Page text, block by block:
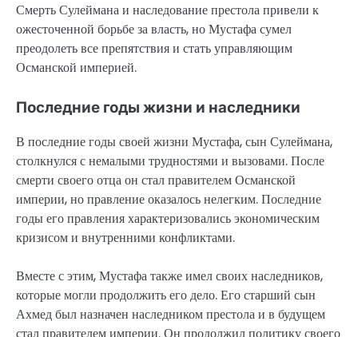
Смерть Сулеймана и наследование престола привели к
ожесточенной борьбе за власть, но Мустафа сумел
преодолеть все препятствия и стать управляющим
Османской империей.
Последние годы жизни и наследники
В последние годы своей жизни Мустафа, сын Сулеймана,
столкнулся с немалыми трудностями и вызовами. После
смерти своего отца он стал правителем Османской
империи, но правление оказалось нелегким. Последние
годы его правления характеризовались экономическим
кризисом и внутренними конфликтами.
Вместе с этим, Мустафа также имел своих наследников,
которые могли продолжить его дело. Его старший сын
Ахмед был назначен наследником престола и в будущем
стал правителем империи. Он продолжил политику своего